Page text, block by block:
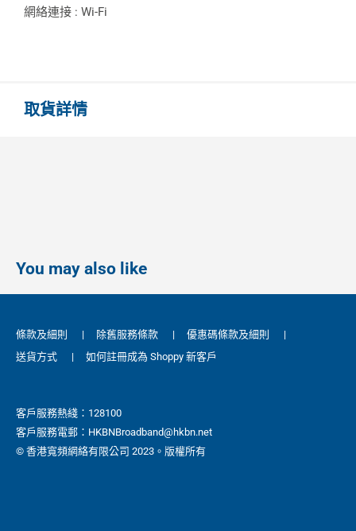
網絡連接 : Wi-Fi
取貨詳情
You may also like
條款及細則 | 除舊服務條款 | 優惠碼條款及細則
|
送貨方式
| 如何註冊成為 Shoppy 新客戶
客戶服務熱綫：128100
客戶服務電郵：HKBNBroadband@hkbn.net
© 香港寬頻網絡有限公司 2023。版權所有